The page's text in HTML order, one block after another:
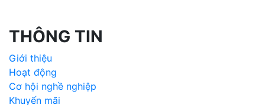
THÔNG TIN
Giới thiệu
Hoạt động
Cơ hội nghề nghiệp
Khuyến mãi